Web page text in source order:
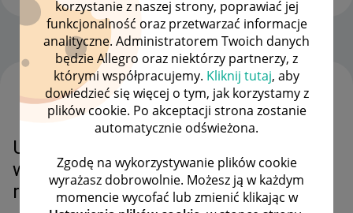
korzystanie z naszej strony, poprawiać jej
funkcjonalność oraz przetwarzać informacje
analityczne. Administratorem Twoich danych
będzie Allegro oraz niektórzy partnerzy, z
którymi współpracujemy. Kliknij tutaj, aby
dowiedzieć się więcej o tym, jak korzystamy z
plików cookie. Po akceptacji strona zostanie
automatycznie odświeżona.
Zgodę na wykorzystywanie plików cookie
wyrażasz dobrowolnie. Możesz ją w każdym
momencie wycofać lub zmienić klikając w
Sprzedający o Allegro Lokalnie OPCJE
Użytkownik wprowadzający chaos
w dziale Numizmatyka > Kopie i
reprodukcje
WSZYSTKIE TEMATY